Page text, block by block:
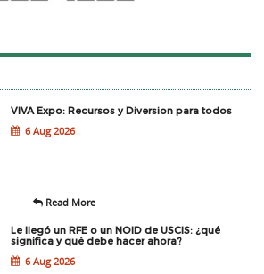
VIVA Expo: Recursos y Diversion para todos
6 Aug 2026
Read More
Le llegó un RFE o un NOID de USCIS: ¿qué
significa y qué debe hacer ahora?
6 Aug 2026